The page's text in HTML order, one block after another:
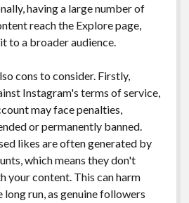
having a large number of
reach the Explore page,
to a broader audience.
cons to consider. Firstly,
Instagram's terms of service,
may face penalties,
or permanently banned.
likes are often generated by
which means they don't
your content. This can harm
run, as genuine followers